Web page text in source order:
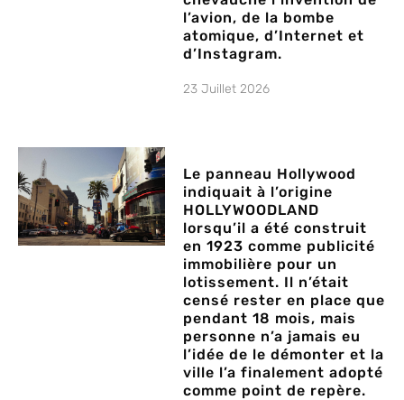
l’avion, de la bombe
atomique, d’Internet et
d’Instagram.
23 Juillet 2026
Le panneau Hollywood
indiquait à l’origine
HOLLYWOODLAND
lorsqu’il a été construit
en 1923 comme publicité
immobilière pour un
lotissement. Il n’était
censé rester en place que
pendant 18 mois, mais
personne n’a jamais eu
l’idée de le démonter et la
ville l’a finalement adopté
comme point de repère.